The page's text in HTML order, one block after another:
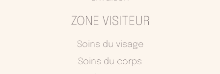
ZONE VISITEUR
Soins du visage
Soins du corps